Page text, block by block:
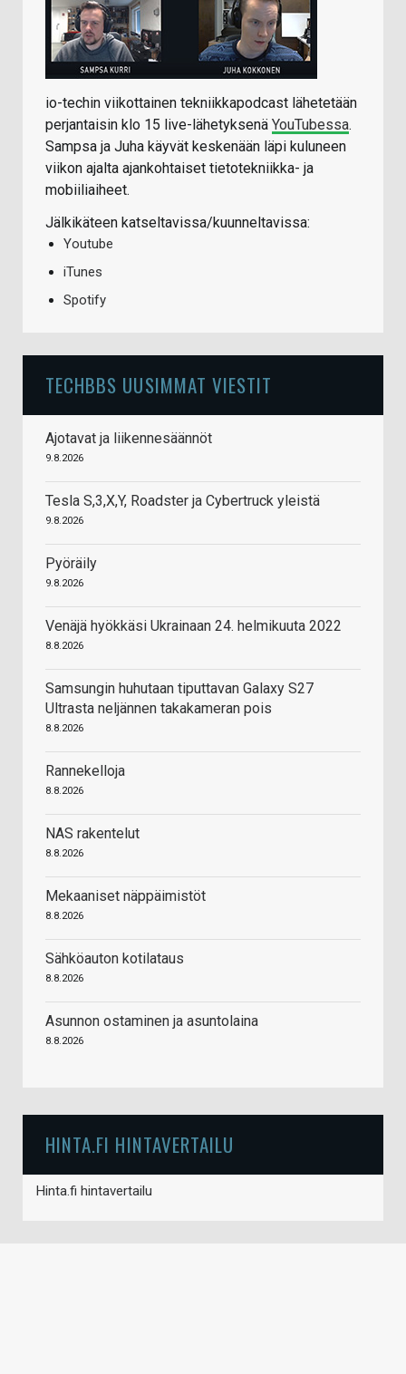
io-techin viikottainen tekniikkapodcast lähetetään
perjantaisin klo 15 live-lähetyksenä YouTubessa.
Sampsa ja Juha käyvät keskenään läpi kuluneen
viikon ajalta ajankohtaiset tietotekniikka- ja
mobiiliaiheet.
Jälkikäteen katseltavissa/kuunneltavissa:
Youtube
iTunes
Spotify
TECHBBS UUSIMMAT VIESTIT
Ajotavat ja liikennesäännöt
9.8.2026
Tesla S,3,X,Y, Roadster ja Cybertruck yleistä
9.8.2026
Pyöräily
9.8.2026
Venäjä hyökkäsi Ukrainaan 24. helmikuuta 2022
8.8.2026
Samsungin huhutaan tiputtavan Galaxy S27
Ultrasta neljännen takakameran pois
8.8.2026
Rannekelloja
8.8.2026
NAS rakentelut
8.8.2026
Mekaaniset näppäimistöt
8.8.2026
Sähköauton kotilataus
8.8.2026
Asunnon ostaminen ja asuntolaina
8.8.2026
HINTA.FI HINTAVERTAILU
Hinta.fi hintavertailu